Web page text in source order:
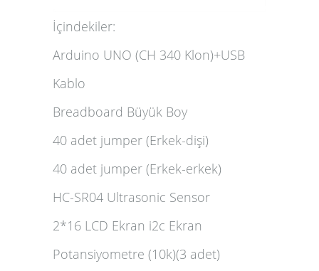
İçindekiler:
Arduino UNO (CH 340 Klon)+USB
Kablo
Breadboard Büyük Boy
40 adet jumper (Erkek-dişi)
40 adet jumper (Erkek-erkek)
HC-SR04 Ultrasonic Sensor
2*16 LCD Ekran i2c Ekran
Potansiyometre (10k)(3 adet)